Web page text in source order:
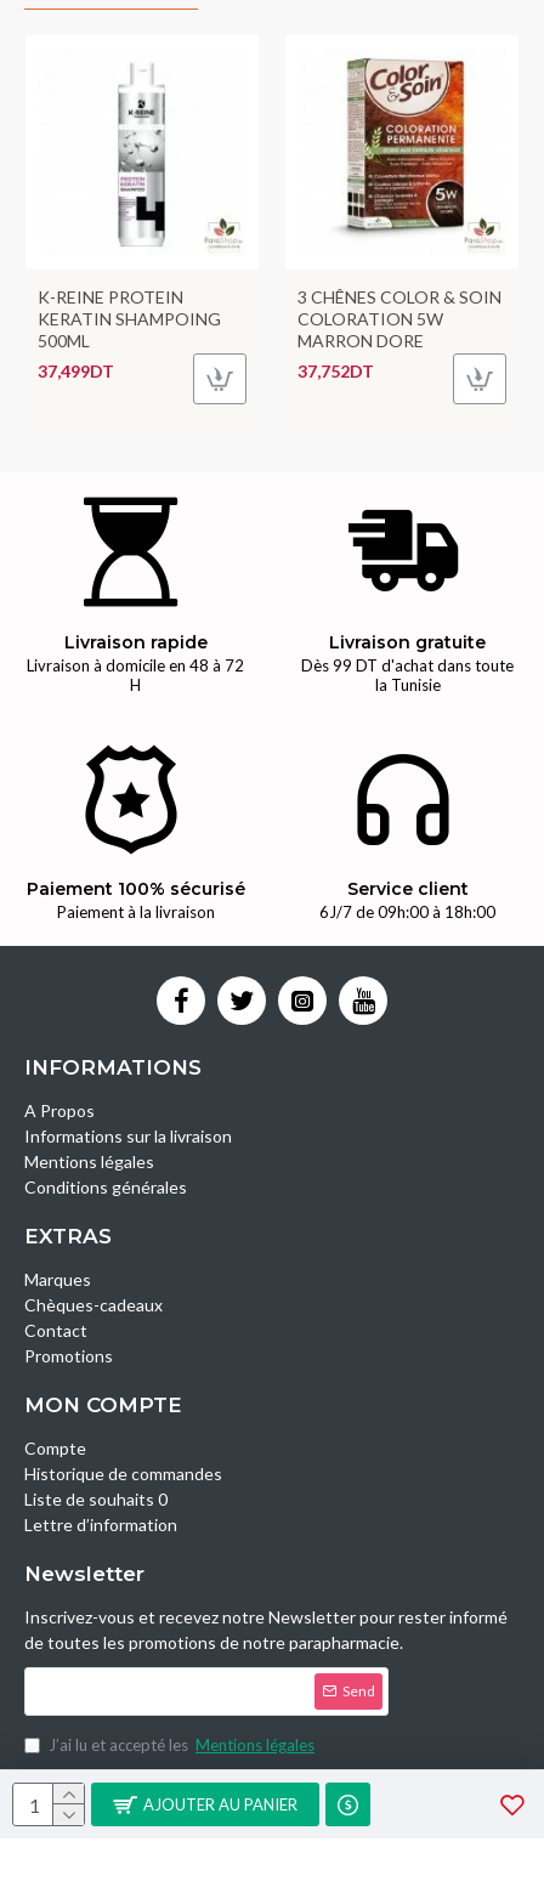
AJOUTER AU PANIER
K-REINE PROTEIN
KERATIN SHAMPOING
500ML
37,499DT
3 CHÊNES COLOR & SOIN
COLORATION 5W
MARRON DORE
37,752DT
Livraison rapide
Livraison à domicile en 48 à 72
H
Livraison gratuite
Dès 99 DT d'achat dans toute
la Tunisie
Paiement 100% sécurisé
Paiement à la livraison
Service client
6J/7 de 09h:00 à 18h:00
INFORMATIONS
A Propos
Informations sur la livraison
Mentions légales
Conditions générales
EXTRAS
Marques
Chèques-cadeaux
Contact
Promotions
MON COMPTE
Compte
Historique de commandes
Liste de souhaits 0
Lettre d’information
Newsletter
Inscrivez-vous et recevez notre Newsletter pour rester informé
de toutes les promotions de notre parapharmacie.
Send
J’ai lu et accepté les Mentions légales
Copyright © 2014, Parashop.tn, All Rights Reserved.